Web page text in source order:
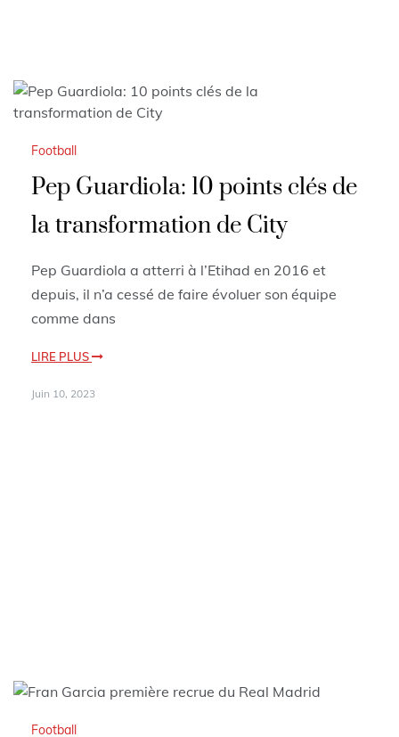
Football
Pep Guardiola: 10 points clés de
la transformation de City
Pep Guardiola a atterri à l’Etihad en 2016 et
depuis, il n’a cessé de faire évoluer son équipe
comme dans
LIRE PLUS
Juin 10, 2023
Football